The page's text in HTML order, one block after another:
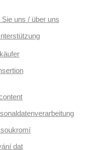
uns / über uns
dat